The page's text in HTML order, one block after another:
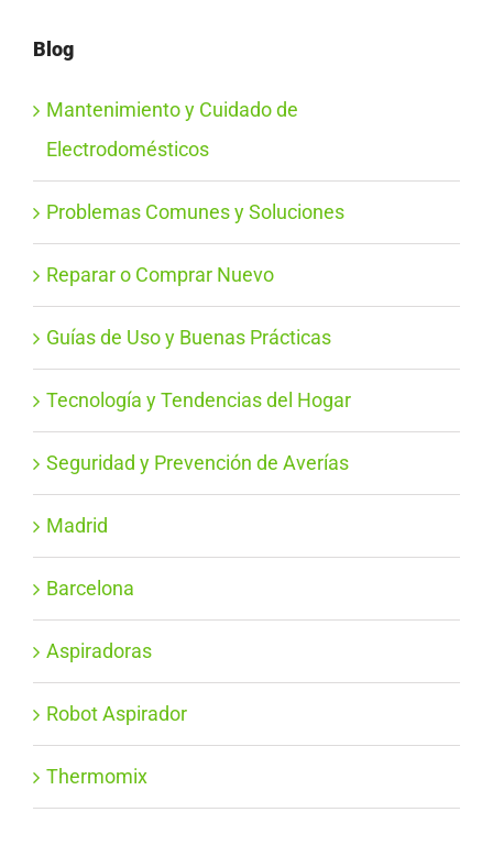
Blog
Mantenimiento y Cuidado de
Electrodomésticos
Problemas Comunes y Soluciones
Reparar o Comprar Nuevo
Guías de Uso y Buenas Prácticas
Tecnología y Tendencias del Hogar
Seguridad y Prevención de Averías
Madrid
Barcelona
Aspiradoras
Robot Aspirador
Thermomix